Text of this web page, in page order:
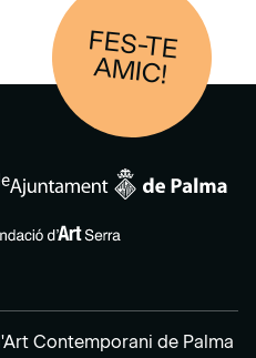
FES-TE
AM
IC!
Contemporani de Palma